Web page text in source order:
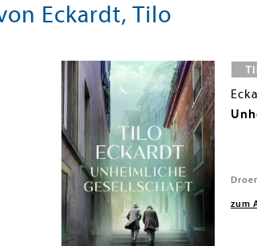
Eckardt, Tilo
zum